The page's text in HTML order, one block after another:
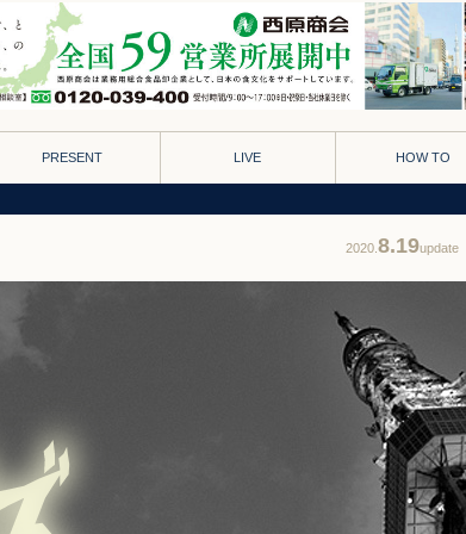
PRESENT LIVE HOW TO
2020. 8.19update